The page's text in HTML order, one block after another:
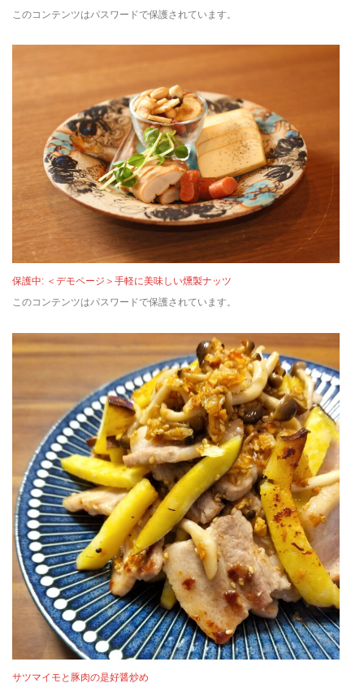
このコンテンツはパスワードで保護されています。
保護中: ＜デモページ＞手軽に美味しい燻製ナッツ
このコンテンツはパスワードで保護されています。
サツマイモと豚肉の是好醤炒め